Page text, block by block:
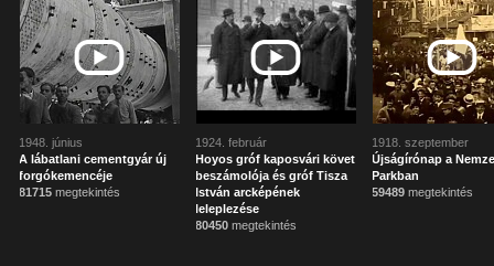
1948. június
A lábatlani cementgyár új
forgókemencéje
81715 megtekintés
1924. február
Hoyos gróf kaposvári követ
beszámolója és gróf Tisza
István arcképének
leleplezése
80450 megtekintés
1918. szeptember
Újságírónap a
Parkban
59489 megtekintés